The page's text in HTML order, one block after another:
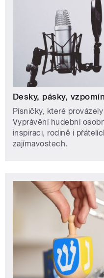
Desky, pásky,
Písničky, které
Vyprávění hudební
inspiraci, rodině i
zajímavostech.